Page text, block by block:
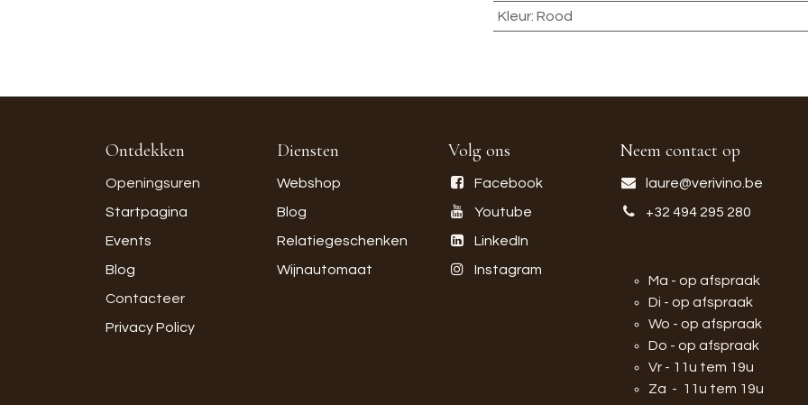
Kleur: Rood
Ontdekken
Openingsuren
Startpagina
Events
Blog
Contacteer
Privacy Policy
Diensten
Webshop
Blog
Relatiegeschenken
Wijnautomaat
Volg ons
Facebook
Youtube
LinkedIn
Instagram
Neem contact op
laure@verivino.be
+32 494 295 280
Ma - op afspraak
Di - op afspraak
Wo - op afspraak
Do - op afspraak
Vr - 11u tem 19u
Za - 11u tem 19u